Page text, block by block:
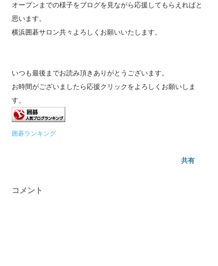
オープンまでの様子をブログを見ながら応援してもらえればと
思います。
横浜囲碁サロン共々よろしくお願いいたします。
いつも最後までお読み頂きありがとうございます。
お時間がございましたら応援クリックをよろしくお願いしま
す。
囲碁ランキング
共有
コメント